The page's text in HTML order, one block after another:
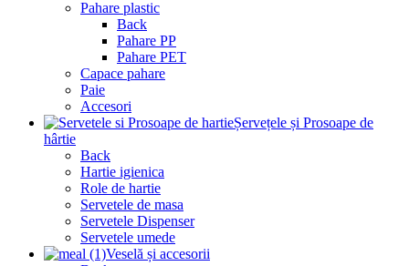
Pahare plastic
Back
Pahare PP
Pahare PET
Capace pahare
Paie
Accesori
Șervețele și Prosoape de
hârtie
Back
Hartie igienica
Role de hartie
Servetele de masa
Servetele Dispenser
Servetele umede
Veselă și accesorii